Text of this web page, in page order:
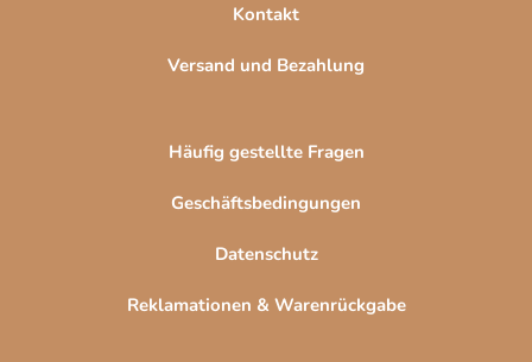
Kontakt
Versand und Bezahlung
Häufig gestellte Fragen
Geschäftsbedingungen
Datenschutz
Reklamationen & Warenrückgabe